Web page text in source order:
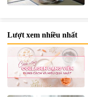
Lượt xem nhiều nhất